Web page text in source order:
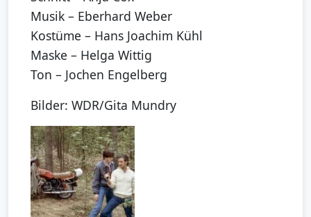
Musik – Eberhard Weber
Kostüme – Hans Joachim Kühl
Maske – Helga Wittig
Ton – Jochen Engelberg
Bilder: WDR/Gita Mundry